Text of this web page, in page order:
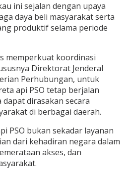
ini sejalan dengan upaya
daya beli masyarakat serta
produktif selama periode
memperkuat koordinasi
Direktorat Jenderal
Perhubungan, untuk
api PSO tetap berjalan
dirasakan secara
di berbagai daerah.
PSO bukan sekadar layanan
dari kehadiran negara dalam
akses, dan